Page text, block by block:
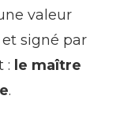
valeur
signé par
: le maître
.